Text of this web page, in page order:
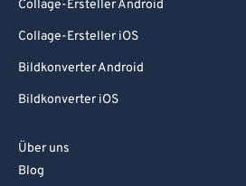
Collage-Ersteller Android
Collage-Ersteller iOS
Bildkonverter Android
Bildkonverter iOS
Über uns
Blog